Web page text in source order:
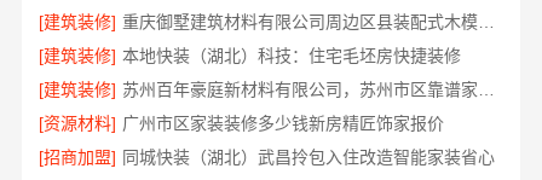
[建筑装修]
重庆御墅建筑材料有限公司周边区县装配式木模售后保障
[建筑装修] 本地快装（湖北）科技：住宅毛坯房快捷装修
[建筑装修]
[资源材料] 广州市区家装装修多少钱新房精匠饰家报价
[招商加盟] 同城快装（湖北）武昌拎包入住改造智能家装省心